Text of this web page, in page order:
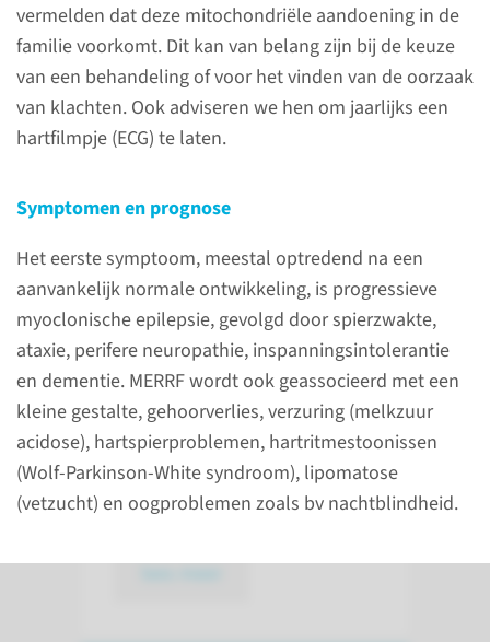
vermelden dat deze mitochondriële aandoening in de
familie voorkomt. Dit kan van belang zijn bij de keuze
van een behandeling of voor het vinden van de oorzaak
van klachten. Ook adviseren we hen om jaarlijks een
hartfilmpje (ECG) te laten.
Symptomen en prognose
Het eerste symptoom, meestal optredend na een
aanvankelijk normale ontwikkeling, is progressieve
myoclonische epilepsie, gevolgd door spierzwakte,
ataxie, perifere neuropathie, inspanningsintolerantie
en dementie. MERRF wordt ook geassocieerd met een
kleine gestalte, gehoorverlies, verzuring (melkzuur
acidose), hartspierproblemen, hartritmestoonissen
(Wolf-Parkinson-White syndroom), lipomatose
(vetzucht) en oogproblemen zoals bv nachtblindheid.
lees meer
behandeling en begeleiding
Onderzoeken en
diagnose
Een mitochondriële
aandoening ontdekken we
door een combinatie van
verschillende onderzoeken.